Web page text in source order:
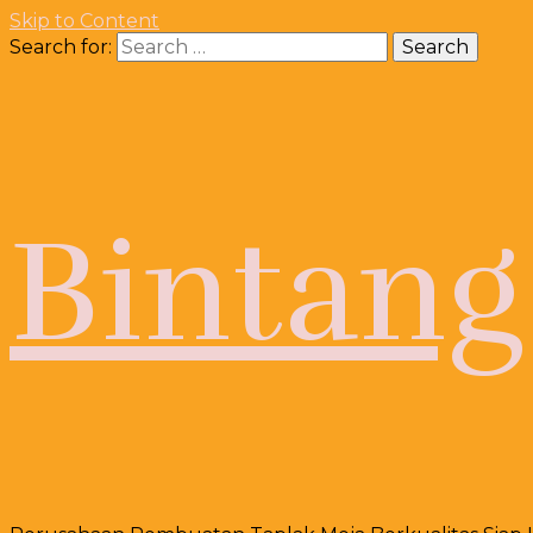
Skip to Content
Search for:
Bintang